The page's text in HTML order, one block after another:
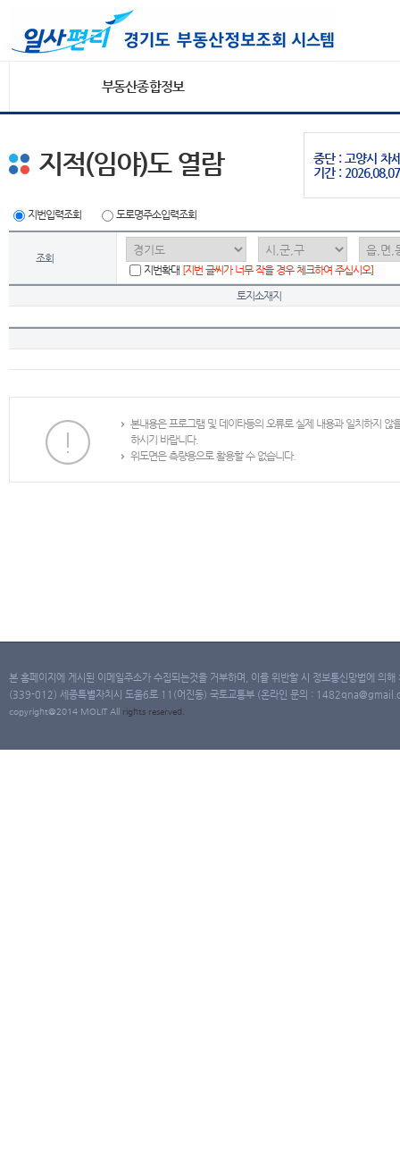
부동산종합정보
중단 : 고양시 차
기간 :
지적(임야)도 열람
지번입력조회 도로명주소입력조회
조회
지번확대 [지번 글씨가 너무 작을 경우 체크하여 주십시오]
토지소재지
본내용은 프로그램 및 데이타등의 오류로 실제 내용과 일치하지
하시기 바랍니다.
위도면은 측량용으로 활용할 수 없습니다.
본 홈페이지에 게시된 이메일주소가 수집되는것을 거부하며, 이를 위반할 시 정보통신망법에 의
(339-012) 세종특별자치시 도움6로 11(어진동) 국토교통부 (온라인 문의 :
copyright@2014 MOLIT All rights reserved.